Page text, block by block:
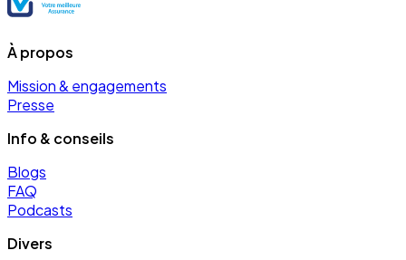
À propos
Mission & engagements
Presse
Info & conseils
Blogs
FAQ
Podcasts
Divers